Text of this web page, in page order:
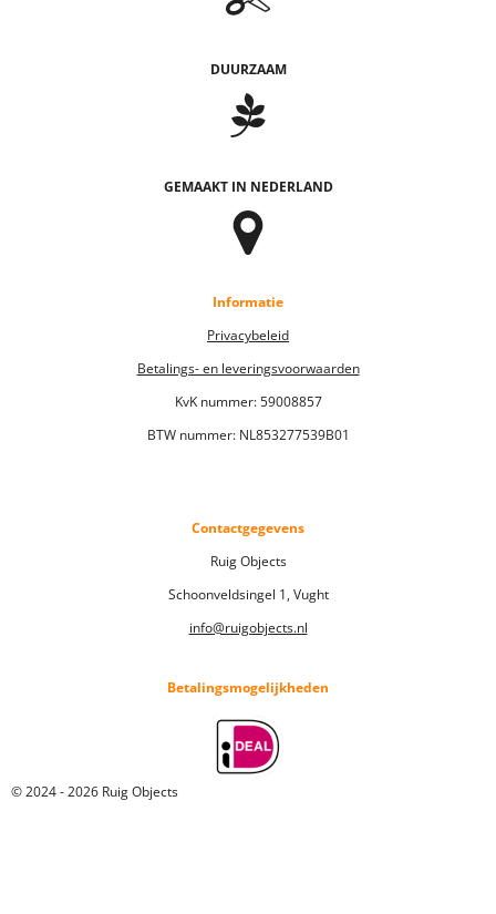
DUURZAAM
GEMAAKT IN NEDERLAND
Informatie
Privacybeleid
Betalings- en leveringsvoorwaarden
KvK nummer:59008857
BTW nummer: NL853277539B01
Contactgegevens
Ruig Objects
Schoonveldsingel 1, Vught
info@ruigobjects.nl
Betalingsmogelijkheden
© 2024 - 2026 Ruig Objects